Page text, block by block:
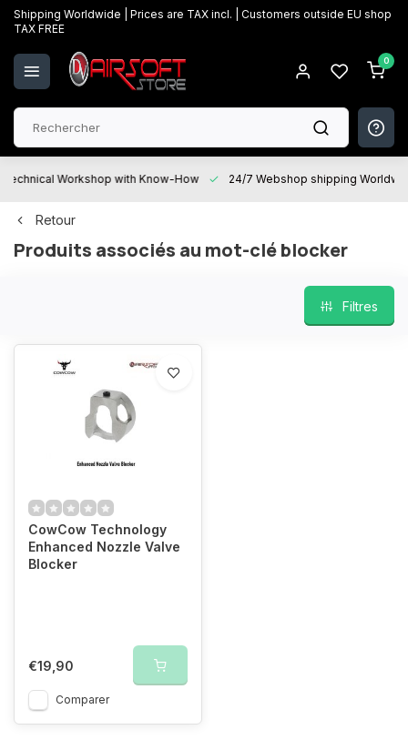
Shipping Worldwide | Prices are TAX incl. | Customers outside EU shop
TAX FREE
0
Technical Workshop with Know-How 24/7 Webshop shipping
Retour
Produits associés au mot-clé blocker
Filtres
CowCow Technology
Enhanced Nozzle Valve
Blocker
€19,90
Comparer